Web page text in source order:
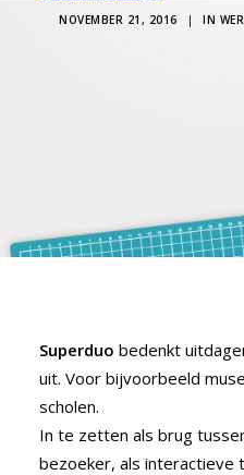
NOVEMBER 21, 2016 | IN
Superduo bedenkt
uit. Voor bijvoorbeeld
scholen.
In te zetten als brug
bezoeker, als interactieve